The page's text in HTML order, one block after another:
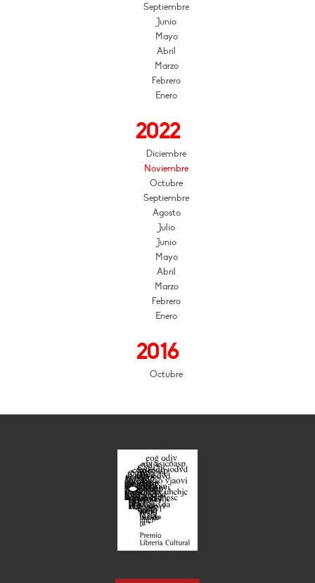
Septiembre
Junio
Mayo
Abril
Marzo
Febrero
Enero
2022
Diciembre
Noviembre
Octubre
Septiembre
Agosto
Julio
Junio
Mayo
Abril
Marzo
Febrero
Enero
2016
Octubre